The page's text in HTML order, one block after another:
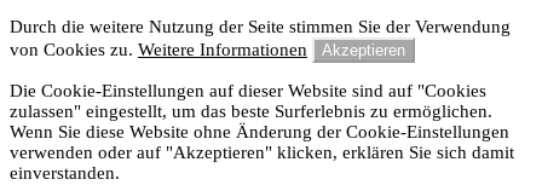
Durch die weitere Nutzung der Seite stimmen Sie der Verwendung
von Cookies zu. Weitere Informationen Akzeptieren
Die Cookie-Einstellungen auf dieser Website sind auf "Cookies
zulassen" eingestellt, um das beste Surferlebnis zu ermöglichen.
Wenn Sie diese Website ohne Änderung der Cookie-Einstellungen
verwenden oder auf "Akzeptieren" klicken, erklären Sie sich damit
einverstanden.